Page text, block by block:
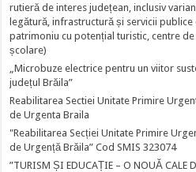
rutieră de interes județean, inclusiv
legătură, infrastructură și servicii
patrimoniu cu potențial turistic, centre
școlare)
„Microbuze electrice pentru un viitor
județul Brăila”
Reabilitarea Sectiei Unitate Primire
de Urgenta Braila
"Reabilitarea Secției Unitate Primire
de Urgență Brăila” Cod SMIS 323074
”TURISM ȘI EDUCAȚIE – O NOUĂ CALE